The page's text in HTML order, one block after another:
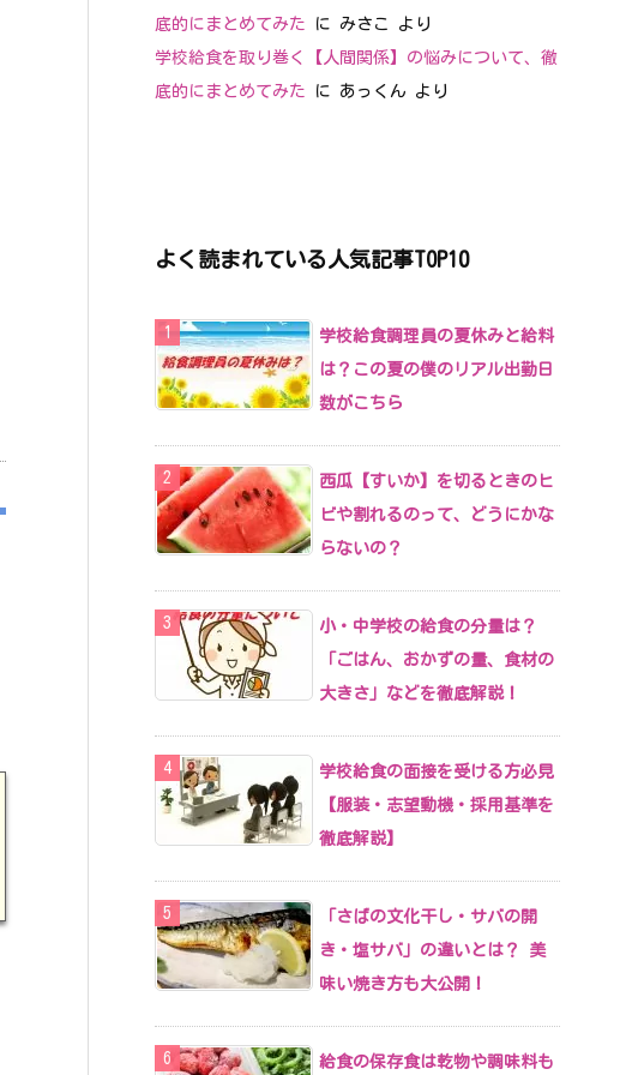
底的にまとめてみた に みさこ
より
学校給食を取り巻く【人間関係】の悩みについて、徹
底的にまとめてみた に あっくん より
よく読まれている人気記事TOP10
学校給食調理員の夏休みと給料
は？この夏の僕のリアル出勤日
数がこちら
西瓜【すいか】を切るときのヒ
ビや割れるのって、どうにかな
らないの？
小・中学校の給食の分量は？
「ごはん、おかずの量、食材の
大きさ」などを徹底解説！
学校給食の面接を受ける方必見
【服装・志望動機・採用基準を
徹底解説】
「さばの文化干し・サバの開
き・塩サバ」の違いとは？ 美
味い焼き方も大公開！
給食の保存食は乾物や調味料も